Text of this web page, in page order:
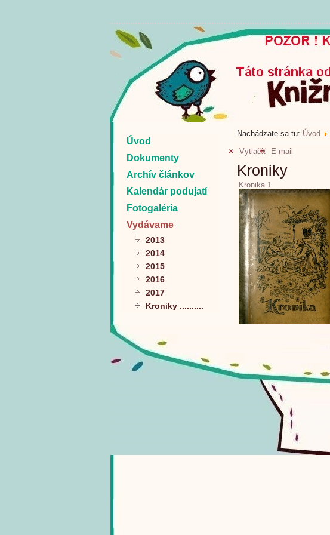
Úvod
Dokumenty
Archív článkov
Kalendár podujatí
Fotogaléria
Vydávame
2013
2014
2015
2016
2017
Kroniky ..........
Nachádzate sa tu: Úvod
Vytlačiť
E-mail
Kroniky
Kronika 1